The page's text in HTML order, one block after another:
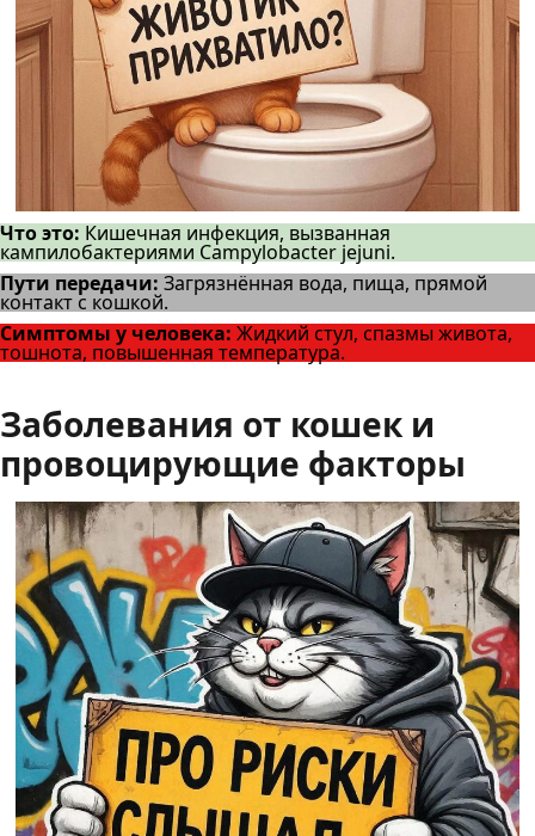
Что это: Кишечная инфекция, вызванная
кампилобактериями Campylobacter jejuni.
Пути передачи: Загрязнённая вода, пища, прямой
контакт с кошкой.
Симптомы у человека: Жидкий стул, спазмы живота,
тошнота, повышенная температура.
Заболевания от кошек и
провоцирующие факторы